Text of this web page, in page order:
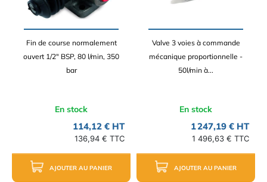
Fin de course normalement
ouvert 1/2" BSP, 80 l/min, 350
bar
En stock
114,12 € HT
136,94 € TTC
AJOUTER AU PANIER
Valve 3 voies à commande
mécanique proportionnelle -
50l/min à...
En stock
1 247,19 € HT
1 496,63 € TTC
AJOUTER AU PANIER